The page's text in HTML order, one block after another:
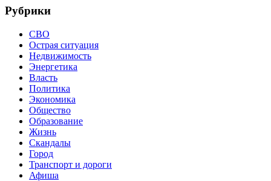
Рубрики
СВО
Острая ситуация
Недвижимость
Энергетика
Власть
Политика
Экономика
Общество
Образование
Жизнь
Скандалы
Город
Транспорт и дороги
Афиша